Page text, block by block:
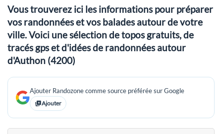
Vous trouverez ici les informations pour préparer
vos randonnées et vos balades autour de votre
ville. Voici une sélection de topos gratuits, de
tracés gps et d'idées de randonnées autour
d'Authon (4200)
Ajouter Randozone comme source préférée sur Google
Ajouter